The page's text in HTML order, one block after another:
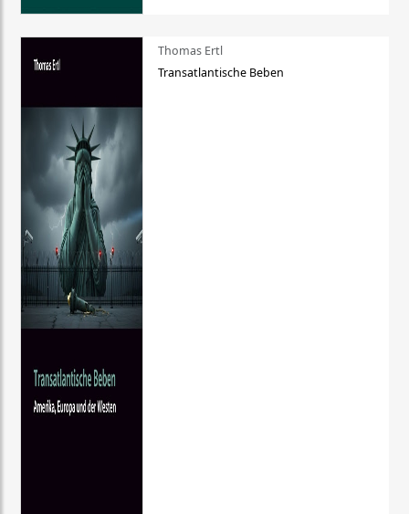
Thomas Ertl
Transatlantische Beben